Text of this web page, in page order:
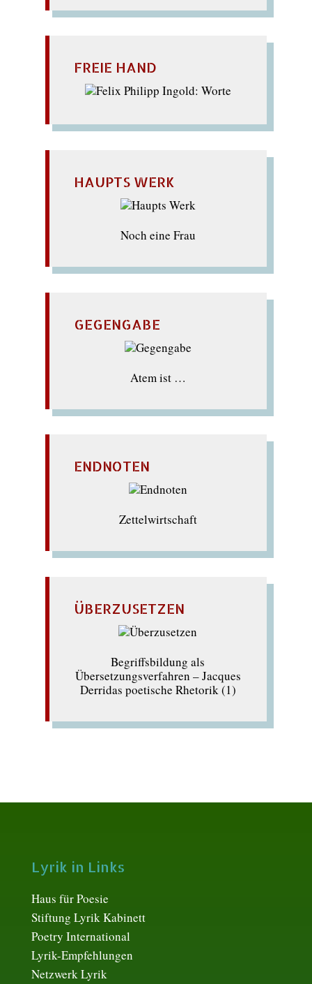
FREIE HAND
HAUPTS WERK
Noch eine Frau
GEGENGABE
Atem ist …
ENDNOTEN
Zettelwirtschaft
ÜBERZUSETZEN
Begriffsbildung als
Übersetzungsverfahren – Jacques
Derridas poetische Rhetorik (1)
Lyrik in Links
Haus für Poesie
Stiftung Lyrik Kabinett
Poetry International
Lyrik-Empfehlungen
Netzwerk Lyrik